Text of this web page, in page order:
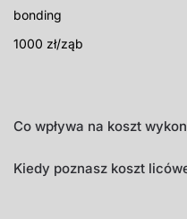
bonding
1000 zł/ząb
Co wpływa na koszt
Kiedy poznasz koszt